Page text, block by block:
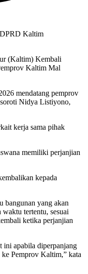
Kaltim
(Kaltim) Kembali
Kaltim Mal
mendatang pemprov
Nidya Listiyono,
kerja sama pihak
memiliki perjanjian
kepada
bangunan yang akan
tertentu, sesuai
ketika perjanjian
ini apabila diperpanjang
Pemprov Kaltim,” kata